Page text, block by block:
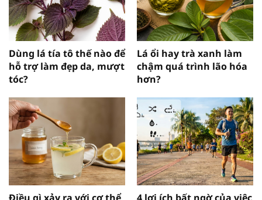
Dùng lá tía tô thế nào để
hỗ trợ làm đẹp da, mượt
tóc?
Lá ổi hay trà xanh làm
chậm quá trình lão hóa
hơn?
Điều gì xảy ra với cơ thể
4 lợi ích bất ngờ của việc